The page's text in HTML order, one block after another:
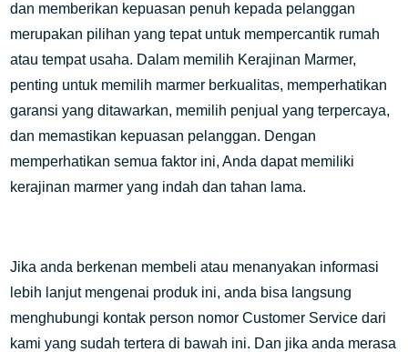
dan memberikan kepuasan penuh kepada pelanggan
merupakan pilihan yang tepat untuk mempercantik rumah
atau tempat usaha. Dalam memilih Kerajinan Marmer,
penting untuk memilih marmer berkualitas, memperhatikan
garansi yang ditawarkan, memilih penjual yang terpercaya,
dan memastikan kepuasan pelanggan. Dengan
memperhatikan semua faktor ini, Anda dapat memiliki
kerajinan marmer yang indah dan tahan lama.
Jika anda berkenan membeli atau menanyakan informasi
lebih lanjut mengenai produk ini, anda bisa langsung
menghubungi kontak person nomor Customer Service dari
kami yang sudah tertera di bawah ini. Dan jika anda merasa